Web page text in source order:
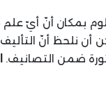
بمكان أنّ أيّ علم
أن نلحظ أنّ
ضمن التصانيف.